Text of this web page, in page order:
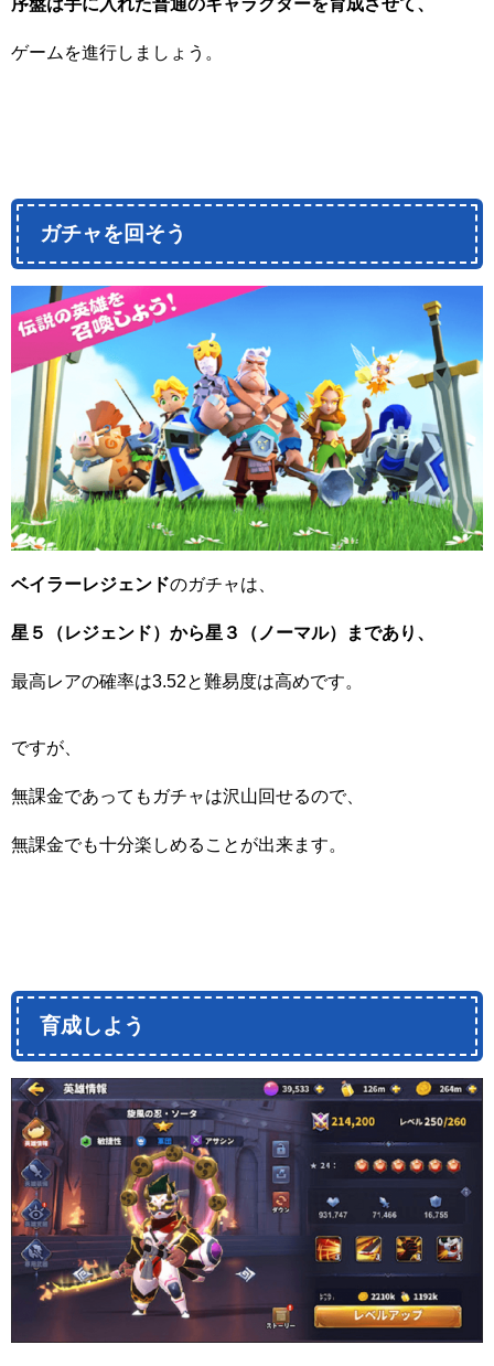
ゲームを進行しましょう。
ガチャを回そう
ベイラーレジェンドのガチャは、
星５（レジェンド）から星３（ノーマル）まであり、
最高レアの確率は3.52と難易度は高めです。
ですが、
無課金であってもガチャは沢山回せるので、
無課金でも十分楽しめることが出来ます。
育成しよう